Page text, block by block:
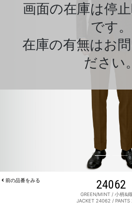
画面の在庫は停
です。
在庫の有無はお
ださい
前の品番をみる 24062
GREEN/MINT / 小柄&
JACKET 24062 /